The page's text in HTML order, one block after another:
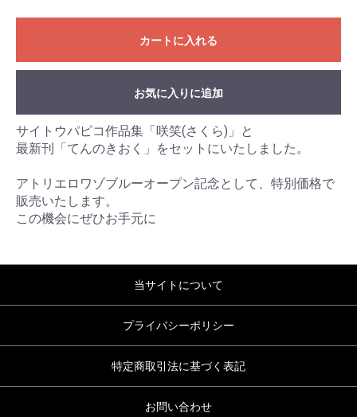
カートに入れる
お気に入りに追加
サイトウパピコ作品集「咲笑(さくら)」と
最新刊「てんのきおく」をセットにいたしました。
アトリエロワゾブルーオープン記念として、特別価格で
販売いたします。
この機会にぜひお手元に
当サイトについて
プライバシーポリシー
特定商取引法に基づく表記
お問い合わせ